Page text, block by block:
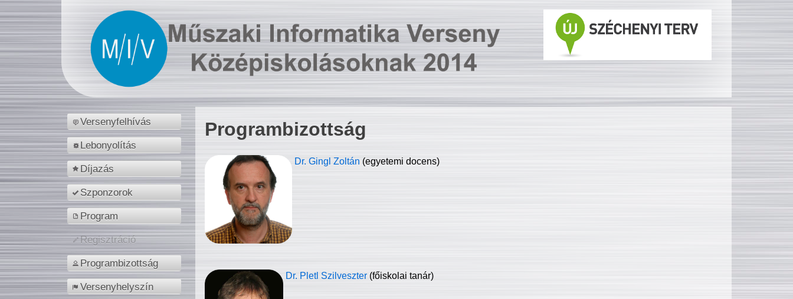
Versenyfelhívás
Lebonyolítás
Díjazás
Szponzorok
Program
Regisztráció
Programbizottság
Versenyhelyszín
Programbizottság
Dr. Gingl Zoltán (egyetemi docens)
Dr. Pletl Szilveszter (főiskolai tanár)